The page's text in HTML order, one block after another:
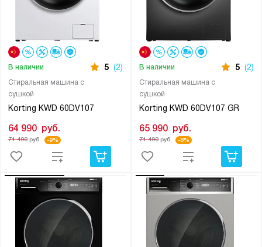
Стиральная машина с
сушкой
Korting KWD 60DV107
В наличии 5 (2)
64 990 руб.
71 490руб. -9%
Стиральная машина с
сушкой
Korting KWD 60DV107 GR
В наличии 5 (2)
65 990 руб.
71 490руб. -8%